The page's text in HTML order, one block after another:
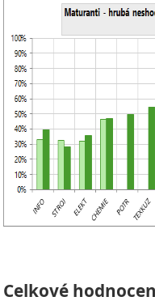
Celkové